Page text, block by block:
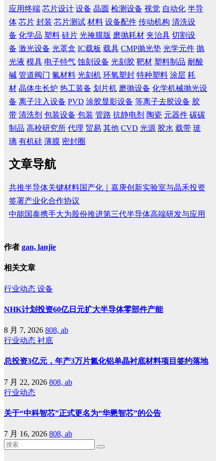
应用终端 芯片设计 设备 晶圆 检测设备 视觉 自动化 半导
体 芯片 封装 芯片测试 材料 设备配件 传动机构 清洗设
备 化学品 塑料 硅片 光掩膜版 磨抛耗材 夹治具 切割设
备 激光设备 光罩盒 IC载板 载具 CMP抛光垫 光学元件 抛
光液 模具 电子特气 蚀刻设备 光刻胶 靶材 塑料制品 耐酸
碱 管道阀门 氟材料 光刻机 环氧塑封 特种塑料 涂层 耗
材 晶体生长炉 热工装备 划片机 磨抛设备 化学机械抛光设
备 离子注入设备 PVD 涂胶显影设备 等离子去胶设备 胶
带 清洗剂 包装设备 包装 管路 抗静电剂 陶瓷 元器件 碳碳
制品 高校研究所 代理 贸易 其他 CVD 光源 胶水 载带 玻
璃 有机硅 薄膜 密封圈
文章导航
共推半导体关键材料国产化｜嘉庚创新实验室与晶禾投资
签署产业化合作协议
中能国泰携手大为股份推进第三代半导体高端研发与应用
作者 gan, lanjie
相关文章
行业动态 设备
NHK计划投资60亿日元扩大半导体零部件产能
8 月 7, 2026 808, ab
行业动态 衬底
总投资3亿元，年产3万片氮化铝单晶衬底材料项目签约落地
7 月 22, 2026 808, ab
行业动态
关于“中科智芯”正式更名为“华懋智芯”的公告
7 月 16, 2026 808, ab